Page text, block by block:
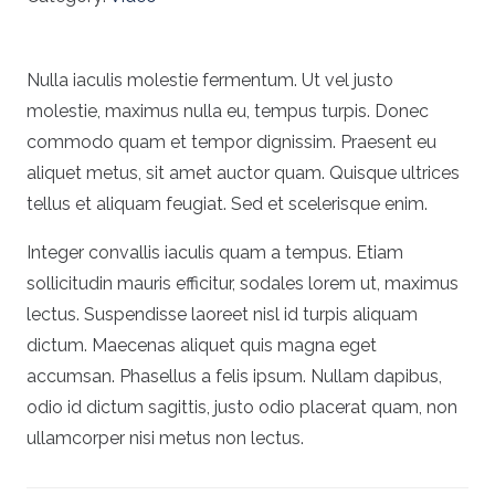
Nulla iaculis molestie fermentum. Ut vel justo
molestie, maximus nulla eu, tempus turpis. Donec
commodo quam et tempor dignissim. Praesent eu
aliquet metus, sit amet auctor quam. Quisque ultrices
tellus et aliquam feugiat. Sed et scelerisque enim.
Integer convallis iaculis quam a tempus. Etiam
sollicitudin mauris efficitur, sodales lorem ut, maximus
lectus. Suspendisse laoreet nisl id turpis aliquam
dictum. Maecenas aliquet quis magna eget
accumsan. Phasellus a felis ipsum. Nullam dapibus,
odio id dictum sagittis, justo odio placerat quam, non
ullamcorper nisi metus non lectus.